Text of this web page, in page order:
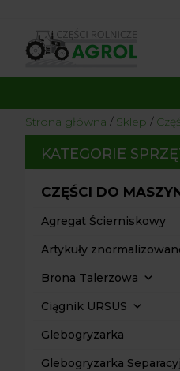
Strona główna / Sklep /
KATEGORIE
CZĘŚCI DO
Agregat Ścierniskowy
Artykuły
Brona Talerzowa
Ciągnik URSUS
Glebogryzarka
Glebogryzarka